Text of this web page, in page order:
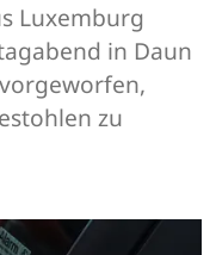
Luxemburg
in Daun
zu